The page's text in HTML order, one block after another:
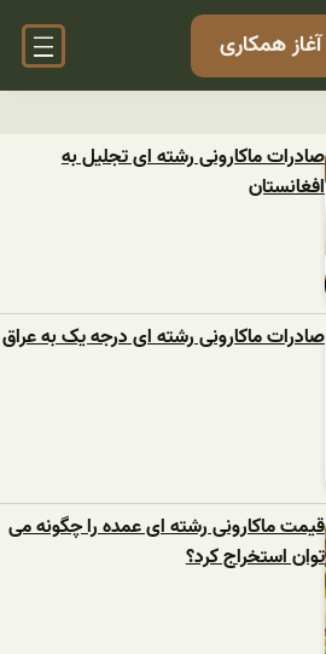
آغاز همکاری
صادرات ماکارونی رشته ای تجلیل به
افغانستان
صادرات ماکارونی رشته ای درجه یک به عراق
قیمت ماکارونی رشته ای عمده را چگونه می
توان استخراج کرد؟